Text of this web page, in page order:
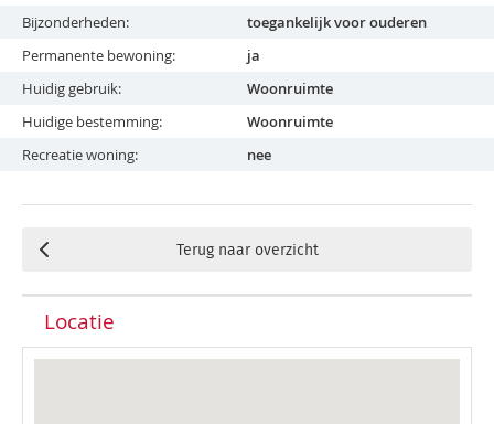
Bijzonderheden
toegankelijk voor ouderen
Permanente bewoning
ja
Huidig gebruik
Woonruimte
Huidige bestemming
Woonruimte
Recreatie woning
nee
Terug naar overzicht
Locatie